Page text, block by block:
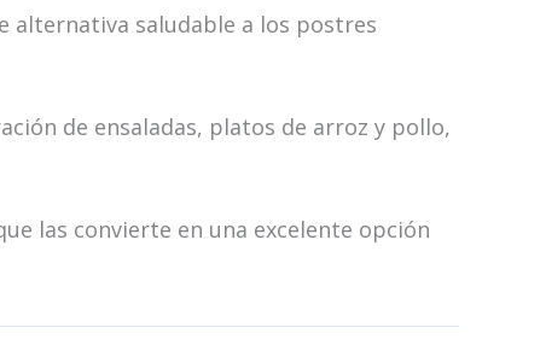
alternativa saludable a los postres
de ensaladas, platos de arroz y pollo,
las convierte en una excelente opción